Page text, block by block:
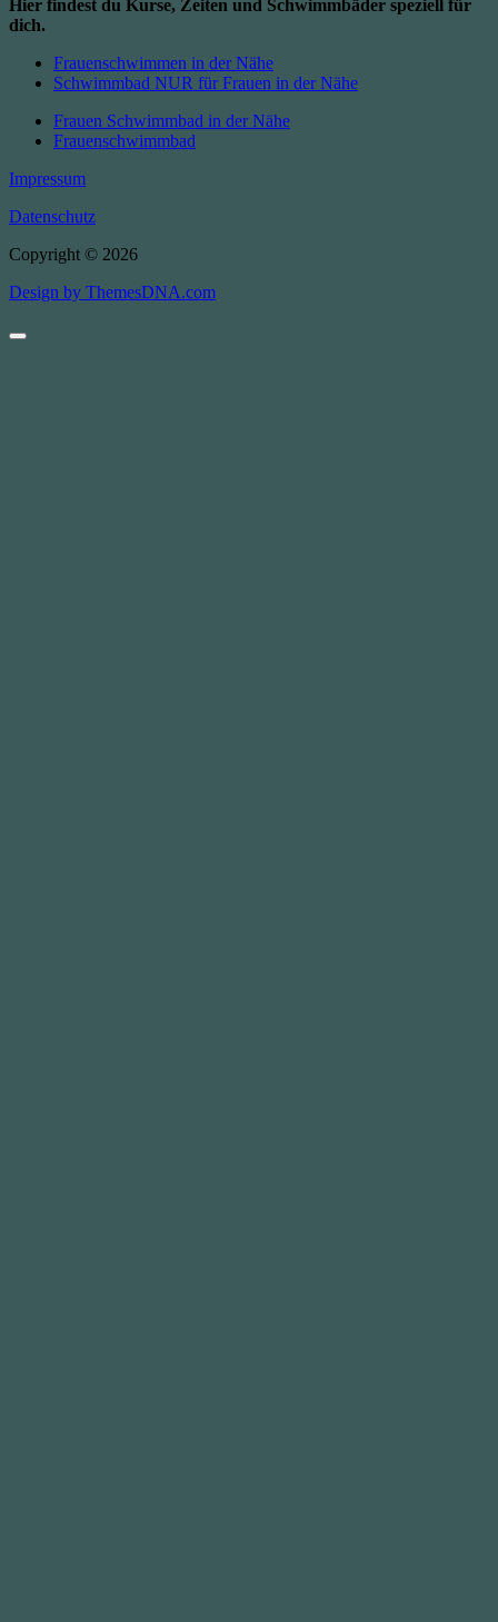
Hier findest du Kurse, Zeiten und Schwimmbäder speziell für
dich.
Frauenschwimmen in der Nähe
Schwimmbad NUR für Frauen in der Nähe
Frauen Schwimmbad in der Nähe
Frauenschwimmbad
Impressum
Datenschutz
Copyright © 2026
Design by ThemesDNA.com
Scroll